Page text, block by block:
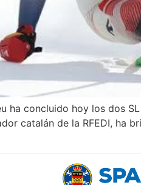
ha concluido hoy los
catalán de la RFEDI, ha